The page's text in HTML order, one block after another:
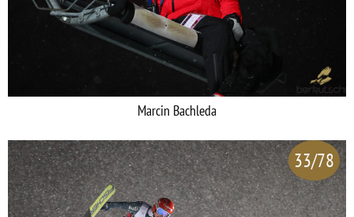
Marcin Bachleda
33/78